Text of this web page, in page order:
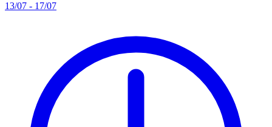
13/07 - 17/07